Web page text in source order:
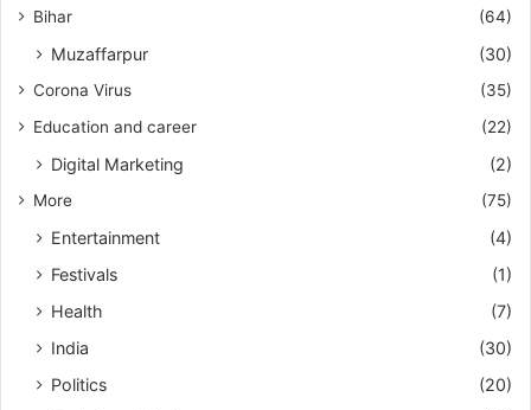
Bihar (64)
Muzaffarpur (30)
Corona Virus
(35)
Education and career
(22)
Digital Marketing (2)
More (75)
Entertainment
(4)
Festivals
(1)
Health
(7)
India
(30)
Politics
(20)